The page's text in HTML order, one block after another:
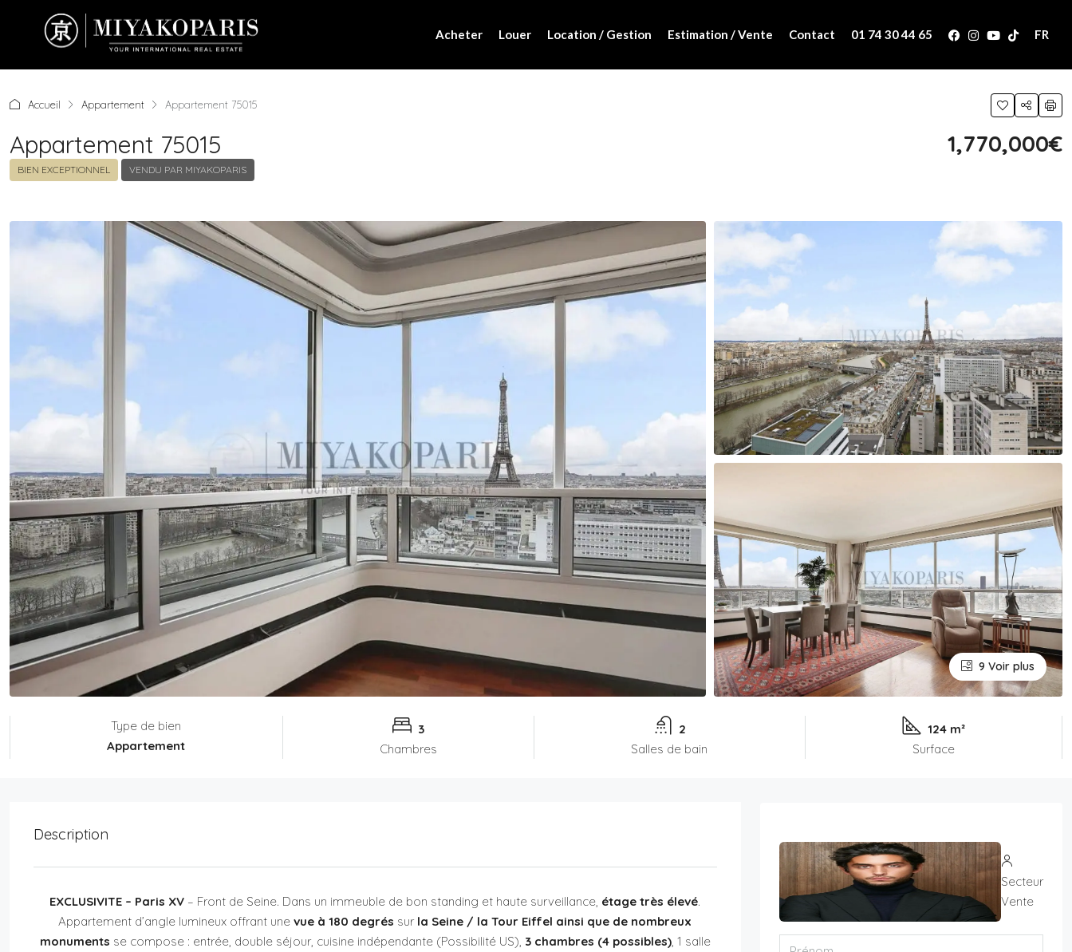
Acheter Louer Location / Gestion Estimation / Vente Contact 01 74 30 44 65 FR
Accueil Appartement Appartement 75015
Appartement 75015
BIEN EXCEPTIONNEL VENDU PAR MIYAKOPARIS
1,770,000€
9 Voir plus
Type de bien
Appartement
3
Chambres
2
Salles de bain
124 m²
Surface
Description
EXCLUSIVITE – Paris XV – Front de Seine. Dans un immeuble de bon standing et haute surveillance, étage très élevé.
Appartement d’angle lumineux offrant une vue à 180 degrés sur la Seine / la Tour Eiffel ainsi que de nombreux
monuments se compose : entrée, double séjour, cuisine indépendante (Possibilité US), 3 chambres (4 possibles), 1 salle
Secteur
Vente